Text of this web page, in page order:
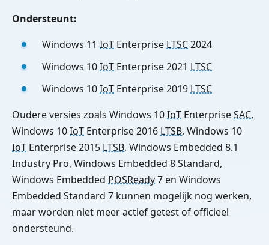
Ondersteunt:
Windows 11 IoT Enterprise LTSC2024
Windows 10IoT Enterprise 2021 LTSC
Windows 10IoT Enterprise 2019 LTSC
Oudere versies zoals Windows 10IoT EnterpriseSAC,
Windows 10IoT Enterprise 2016 LTSB, Windows 10
IoT Enterprise 2015 LTSB, Windows Embedded 8.1
Industry Pro, Windows Embedded 8 Standard,
Windows Embedded POSReady7 en Windows
Embedded Standard 7 kunnen mogelijk nog werken,
maar worden niet meer actief getest of officieel
ondersteund.